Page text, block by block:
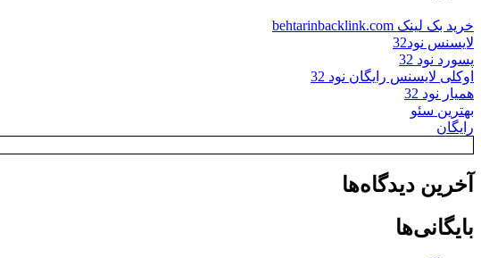
خرید بک لینک behtarinbacklink.com
لایسنس نود32
پسورد نود 32
اوکلی لایسنس رایگان نود 32
همیار نود 32
بهترین سئو
رایگان
آخرین دیدگاه‌ها
بایگانی‌ها